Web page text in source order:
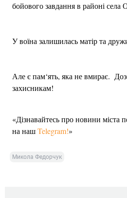
бойового завдання в районі села
У воїна залишилась матір та
Але є пам‘ять, яка не вмирає.
захисникам!
«Дізнавайтесь про новини міста
на нашTelegram!»
Микола Федорчук